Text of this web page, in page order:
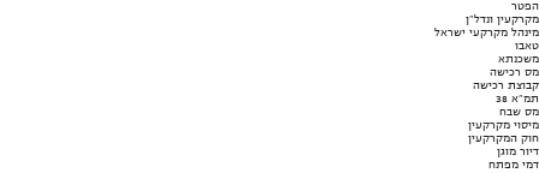
הפטר
מקרקעין ונדל"ן
מינהל מקרקעי ישראל
טאבו
משכנתא
מס רכישה
קבוצת רכישה
תמ"א 38
מס שבח
מיסוי מקרקעין
חוק המקרקעין
דיור מוגן
דמי מפתח